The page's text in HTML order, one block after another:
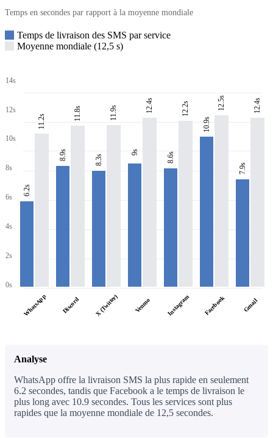
Temps en secondes par rapport à la moyenne mondiale
Temps de livraison des SMS par service
Moyenne mondiale (12,5 s)
14s
12s
10s
8s
6s
4s
2s
0s
6.2s
11.2s
WhatsApp
8.9s
11.8s
Discord
8.3s
11.9s
X (Twitter)
9s
12.4s
Venmo
8.6s
12.2s
Instagram
10.9s
12.5s
Facebook
7.9s
12.4s
Gmail
Analyse
WhatsApp offre la livraison SMS la plus rapide en seulement
6.2 secondes, tandis que Facebook a le temps de livraison le
plus long avec 10.9 secondes. Tous les services sont plus
rapides que la moyenne mondiale de 12,5 secondes.